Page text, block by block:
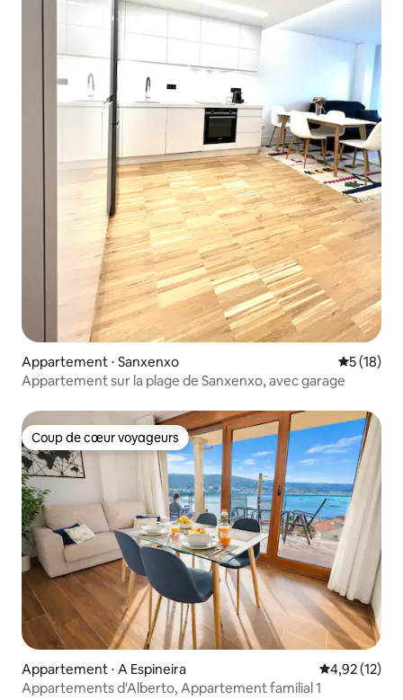
Appartement ⋅ Sanxenxo
5 (18)
Appartement sur la plage de Sanxenxo, avec garage
Coup de cœur voyageurs
Coup de cœur voyageurs
Appartement ⋅ A Espineira Évaluation
4,92 (12)
Appartements d'Alberto, Appartement familial 1